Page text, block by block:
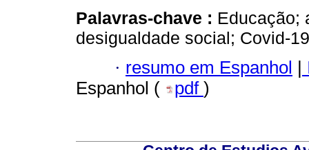
Palavras-chave : Educação;
desigualdade social; Covid-
· resumo em Espanhol |
Espanhol (
pdf )